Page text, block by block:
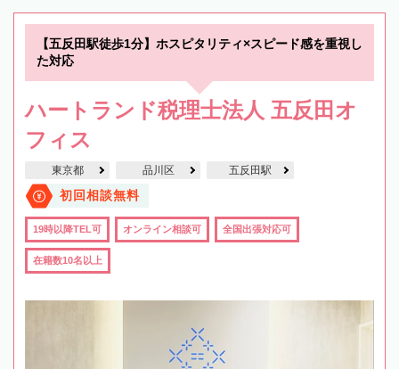
【五反田駅徒歩1分】ホスピタリティ×スピード感を重視し
た対応
ハートランド税理士法人 五反田オ
フィス
東京都 品川区 五反田駅
初回相談無料
19時以降TEL可 オンライン相談可 全国出張対応可
在籍数10名以上